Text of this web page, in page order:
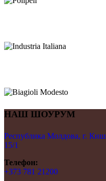
НАШ ШОУРУМ
Республика Молдова, г.
15/1
Телефон:
+373 781 21200